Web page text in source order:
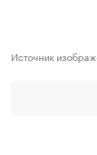
Источник